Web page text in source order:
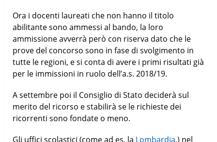
Ora i docenti laureati che non hanno il titolo
abilitante sono ammessi al bando, la loro
ammissione avverrà però con riserva dato che le
prove del concorso sono in fase di svolgimento in
tutte le regioni, e si conta di avere i primi risultati già
per le immissioni in ruolo dell’a.s. 2018/19.
A settembre poi il Consiglio di Stato deciderà sul
merito del ricorso e stabilirà se le richieste dei
ricorrenti sono fondate o meno.
Gli uffici scolastici (come ad es. la Lombardia,) nel